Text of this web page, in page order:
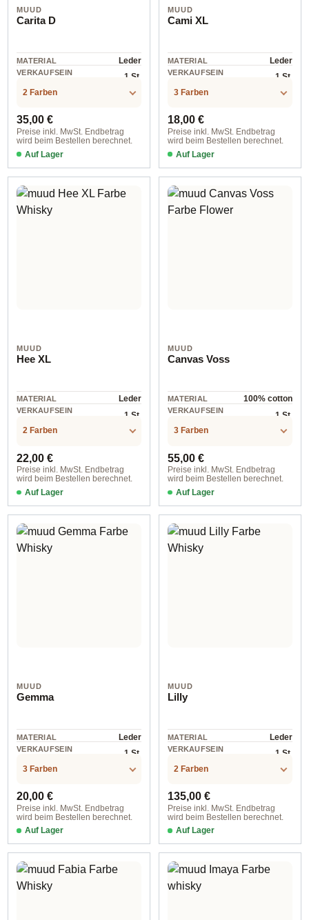
MUUD
Carita D
MATERIAL Leder
VERKAUFSEIN
1 St.
2 Farben
Regulärer Preis:
35,00 €
Preise inkl. MwSt. Endbetrag
wird beim Bestellen berechnet.
Auf Lager
MUUD
Cami XL
MATERIAL Leder
VERKAUFSEIN
1 St.
3 Farben
Regulärer Preis:
18,00 €
Preise inkl. MwSt. Endbetrag
wird beim Bestellen berechnet.
Auf Lager
MUUD
Hee XL
MATERIAL Leder
VERKAUFSEIN
1 St.
2 Farben
Regulärer Preis:
22,00 €
Preise inkl. MwSt. Endbetrag
wird beim Bestellen berechnet.
Auf Lager
Whisky
MUUD
Canvas Voss
MATERIAL 100% cotton
VERKAUFSEIN
1 St.
3 Farben
Regulärer Preis:
55,00 €
Preise inkl. MwSt. Endbetrag
wird beim Bestellen berechnet.
Auf Lager
Black
MUUD
Gemma
MATERIAL Leder
VERKAUFSEIN
1 St.
3 Farben
Regulärer Preis:
20,00 €
Preise inkl. MwSt. Endbetrag
wird beim Bestellen berechnet.
Auf Lager
Rich Brown
MUUD
Lilly
MATERIAL Leder
VERKAUFSEIN
1 St.
2 Farben
Regulärer Preis:
135,00 €
Preise inkl. MwSt. Endbetrag
wird beim Bestellen berechnet.
Auf Lager
4400 Whisky